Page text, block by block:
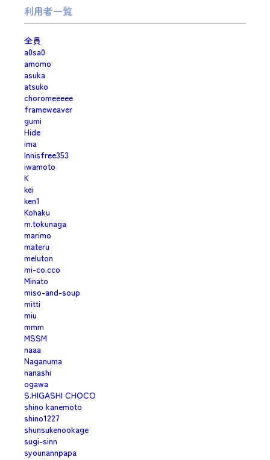
利用者一覧
全員
a0sa0
amomo
asuka
atsuko
choromeeeee
frameweaver
gumi
Hide
ima
Innisfree353
iwamoto
K
kei
ken1
Kohaku
m.tokunaga
marimo
materu
meluton
mi-co.cco
Minato
miso-and-soup
mitti
miu
mmm
MSSM
naaa
Naganuma
nanashi
ogawa
S.HIGASHI CHOCO
shino kanemoto
shino1227
shunsukenookage
sugi-sinn
syounannpapa